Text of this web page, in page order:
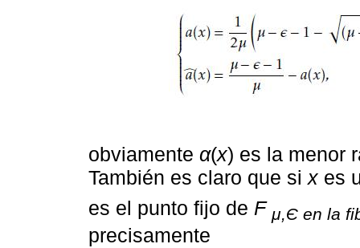
obviamente α(x) es la menor
También es claro que si x es
es el punto fijo de F μ,Є en la
precisamente